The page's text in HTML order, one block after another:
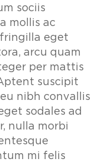
sociis
mollis ac
eget
arcu quam
per mattis
suscipit
nibh convallis
sodales ad
nulla morbi
mi felis